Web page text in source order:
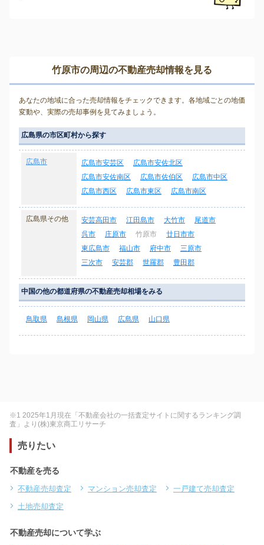
竹原市の周辺の不動産売却情報を見る
あなたの地域に合った売却情報をチェックできます。各地域ごとの地価
変動や、実際の売却事例を見てみましょう。
広島県の市区町村から探す
広島市 広島市安芸区
広島市安佐北区
広島市安佐南区
広島市佐伯区
広島市中区
広島市西区
広島市東区 広島市南区
広島県その他 安芸高田市 江田島市 大竹市
尾道市
呉市
庄原市 竹原市
廿日市市
東広島市
福山市 府中市
三原市
三次市
安芸郡 世羅郡 豊田郡
中国の他の都道府県の不動産売却相場をみる
鳥取県 島根県 岡山県 広島県 山口県
※1 2025年1月現在「不動産会社の一括査定サイトに関するランキング調
査」より(株)東京商工リサーチ
売りたい
不動産を売る
不動産売却査定 マンション売却査定
一戸建て売却査定
土地売却査定
不動産売却について学ぶ